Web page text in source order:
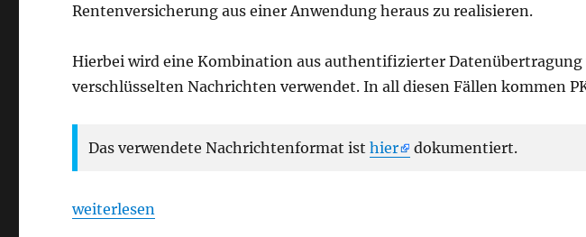
Rentenversicherung aus einer Anwendung heraus zu realisieren.
Hierbei wird eine Kombination aus authentifizierter Datenübertragung
verschlüsselten Nachrichten verwendet. In all diesen Fällen kommen
Das verwendete Nachrichtenformat isthier dokumentiert.
„Elektronischer Datenaustausch mit der Deutschen
weiterlesen